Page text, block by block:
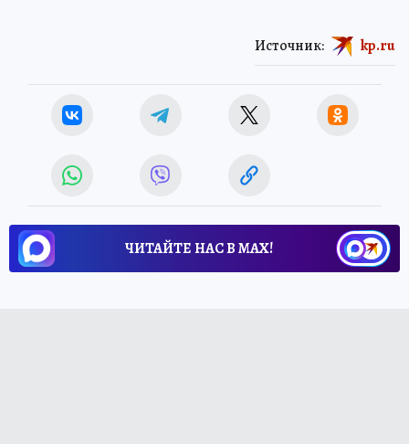
Источник: kp.ru
ЧИТАЙТЕ НАС В МАХ!